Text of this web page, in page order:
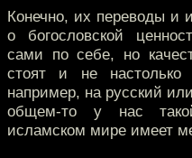
Конечно, их переводы и
о богословской
сами по себе, но
стоят и не настолько
например, на русский
общем-то у нас
исламском мире имеет